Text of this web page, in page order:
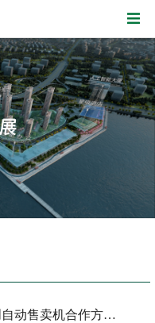
青铁美学文创自动售卖机合作方招募公告